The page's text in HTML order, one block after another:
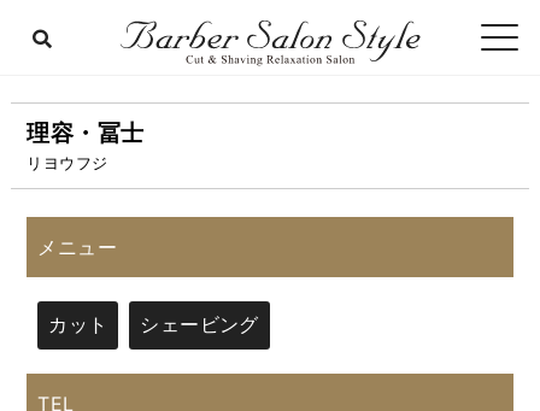
理容・冨士
リヨウフジ
メニュー
カット シェービング
TEL